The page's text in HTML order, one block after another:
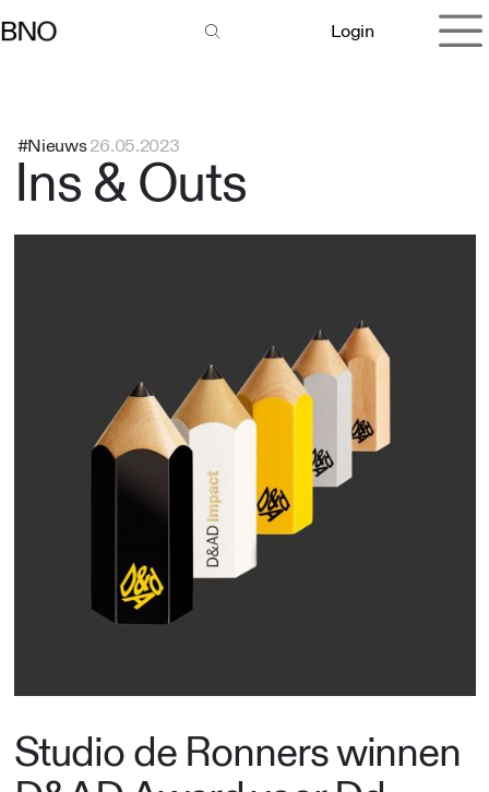
Login
#Nieuws26.05.2023
Ins & Outs
Studio de Ronners winnen